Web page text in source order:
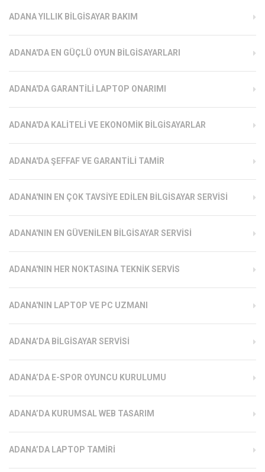
ADANA YILLIK BILGISAYAR BAKIM
ADANA'DA EN GÜÇLÜ OYUN BILGISAYARLARI
ADANA'DA GARANTILI LAPTOP ONARIMI
ADANA'DA KALITELI VE EKONOMIK BILGISAYARLAR
ADANA'DA ŞEFFAF VE GARANTILI TAMIR
ADANA'NIN EN ÇOK TAVSIYE EDILEN BILGISAYAR SERVISI
ADANA'NIN EN GÜVENILEN BILGISAYAR SERVISI
ADANA'NIN HER NOKTASINA TEKNIK SERVIS
ADANA'NIN LAPTOP VE PC UZMANI
ADANA’DA BILGISAYAR SERVISI
ADANA’DA E-SPOR OYUNCU KURULUMU
ADANA’DA KURUMSAL WEB TASARIM
ADANA’DA LAPTOP TAMIRI